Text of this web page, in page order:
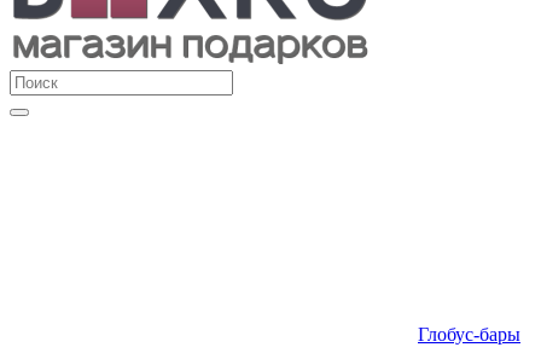
Глобус-бары